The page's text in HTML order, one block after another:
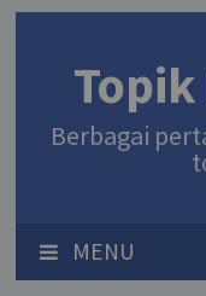
Berbagai
MENU